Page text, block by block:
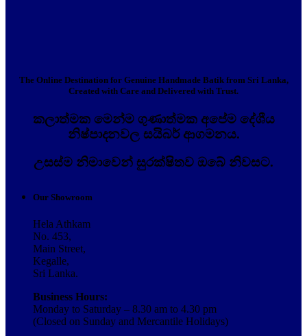
The Online Destination for Genuine Handmade Batik from Sri Lanka,
Created with Care and Delivered with Trust.
කලාත්මක මෙන්ම ගුණාත්මක අපේම දේශීය
නිෂ්පාදනවල සයිබර් ආගමනය.
උසස්ම නිමාවෙන් සුරක්ෂිතව ඔබේ නිවසට.
Our Showroom
Hela Athkam
No. 453,
Main Street,
Kegalle,
Sri Lanka.
Business Hours:
Monday to Saturday – 8.30 am to 4.30 pm
(Closed on Sunday and Mercantile Holidays)